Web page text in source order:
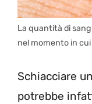
La quantità di
nel momento in
Schiacciare
potrebbe